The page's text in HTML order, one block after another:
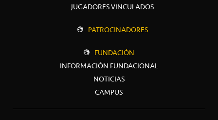
JUGADORES VINCULADOS
PATROCINADORES
FUNDACIÓN
INFORMACIÓN FUNDACIONAL
NOTICIAS
CAMPUS